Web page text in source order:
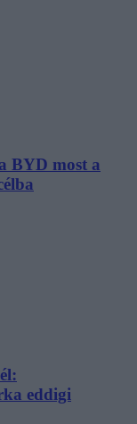
BYD most a
eddigi